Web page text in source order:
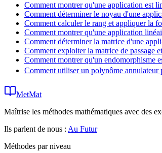
Comment montrer qu'une application est
Comment déterminer le noyau d'une
Comment calculer le rang et appliquer la
Comment montrer qu'une application
Comment déterminer la matrice d'une
Comment exploiter la matrice de passage
Comment montrer qu'un endomorphisme
Comment utiliser un polynôme
MetMat
Maîtrise les méthodes mathématiques avec des
Ils parlent de nous : Au Futur
Méthodes par niveau